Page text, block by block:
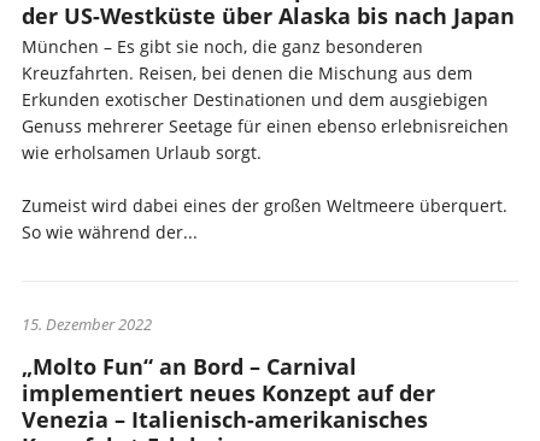
der US-Westküste über Alaska bis nach Japan
München – Es gibt sie noch, die ganz besonderen
Kreuzfahrten. Reisen, bei denen die Mischung aus dem
Erkunden exotischer Destinationen und dem ausgiebigen
Genuss mehrerer Seetage für einen ebenso erlebnisreichen
wie erholsamen Urlaub sorgt.
Zumeist wird dabei eines der großen Weltmeere überquert.
So wie während der...
15. Dezember 2022
„Molto Fun“ an Bord – Carnival
implementiert neues Konzept auf der
Venezia – Italienisch-amerikanisches